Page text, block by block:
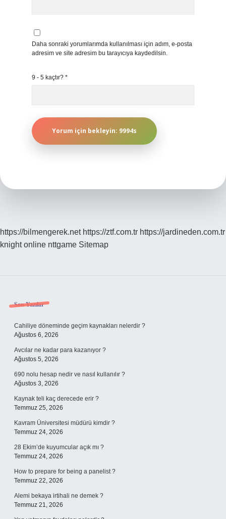
Daha sonraki yorumlarımda kullanılması için adım, e-posta
adresim ve site adresim bu tarayıcıya kaydedilsin.
9 - 5 kaçtır? *
https://bilmengerek.net https://ztf.com.tr https://jardineden.com.tr
knight online nttgame Sitemap
Sidebar
Son Yazılar
Cahiliye döneminde geçim kaynakları nelerdir ?
Ağustos 6, 2026
Avcılar ne kadar para kazanıyor ?
Ağustos 5, 2026
690 nolu hesap nedir ve nasıl kullanılır ?
Ağustos 3, 2026
Kaynak teli kaç derecede erir ?
Temmuz 25, 2026
Kavram Üniversitesi müdürü kimdir ?
Temmuz 24, 2026
28 Ekim’de kuyumcular açık mı ?
Temmuz 24, 2026
How to prepare for being a panelist ?
Temmuz 22, 2026
Alemi bekaya irtihali ne demek ?
Temmuz 21, 2026